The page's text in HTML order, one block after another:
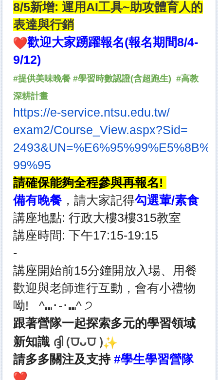
8/5新增: 運用AI工具~助攻體育人的
表達與行銷
歡迎大家踴躍報名(報名期間8/4-
9/12)
#提供美味晚餐 #學習時數認證(含超跑生) #高教
深耕計畫
https://e-service.ntsu.edu.tw/
exam2/Course_View.aspx?Sid=
99%95
請確保能夠全程參與再報名!
備有晚餐 ，請大家記得勾選葷/素食
講座地點: 行政大樓3樓315教室
講座時間: 下午17:15-19:15
-
講座開始前15分鐘開放入場、用餐
歡迎與老師進行互動，會有小禮物
呦!
^⑉･-･⑉^ ੭
跟著營隊一起探索多元的學習領域
新知識 ദ്ദി (⩌ᴗ⩌ )
請多多關注及支持 #學生學習營隊